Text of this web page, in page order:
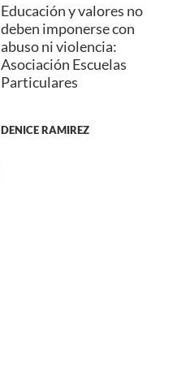
Educación y valores no
deben imponerse con
abuso ni violencia:
Asociación Escuelas
Particulares
DENICE RAMIREZ